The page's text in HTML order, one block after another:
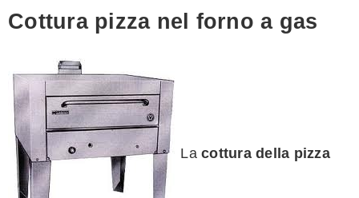
Cottura pizza nel forno a gas
La cottura della pizza